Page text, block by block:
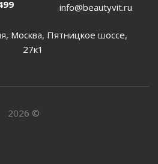
info@beautyvit.ru
Москва, Пятницкое шоссе,
27к1
2026 ©